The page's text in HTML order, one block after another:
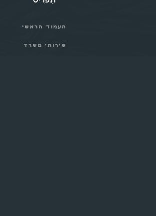
העמוד הראשי
שירותי משרד